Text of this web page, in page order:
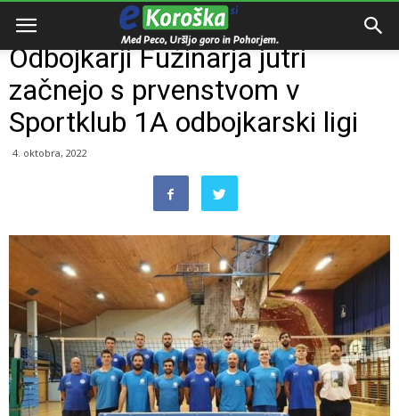
Domov
Odbojkarji Fužinarja jutri
začnejo s prvenstvom v
Sportklub 1A odbojkarski ligi
4. oktobra, 2022